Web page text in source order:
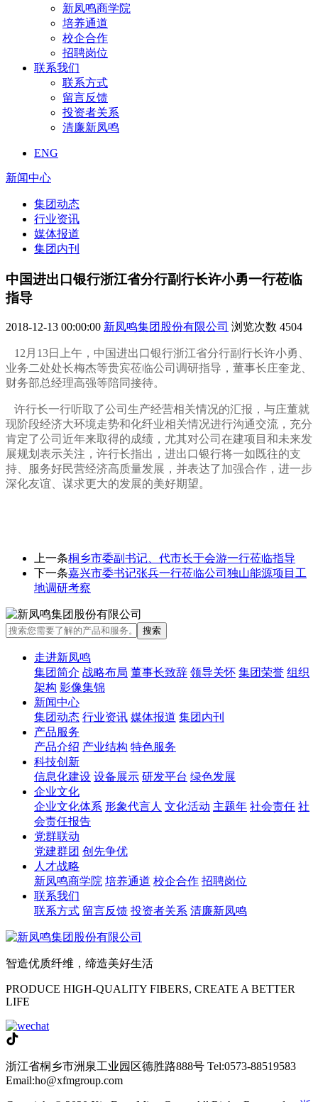
新凤鸣商学院
培养通道
校企合作
招聘岗位
联系我们
联系方式
留言反馈
投资者关系
清廉新凤鸣
ENG
新闻中心
集团动态
行业资讯
媒体报道
集团内刊
中国进出口银行浙江省分行副行长许小勇一行莅临
指导
2018-12-13 00:00:00 新凤鸣集团股份有限公司 浏览次数 4504
12月13日上午，中国进出口银行浙江省分行副行长许小勇、
业务二处处长梅杰等贵宾莅临公司调研指导，董事长庄奎龙、
财务部总经理高强等陪同接待。
许行长一行听取了公司生产经营相关情况的汇报，与庄董就
现阶段经济大环境走势和化纤业相关情况进行沟通交流，充分
肯定了公司近年来取得的成绩，尤其对公司在建项目和未来发
展规划表示关注，许行长指出，进出口银行将一如既往的支
持、服务好民营经济高质量发展，并表达了加强合作，进一步
深化友谊、谋求更大的发展的美好期望。
上一条桐乡市委副书记、代市长于会游一行莅临指导
下一条嘉兴市委书记张兵一行莅临公司独山能源项目工
地调研考察
走进新凤鸣
集团简介 战略布局 董事长致辞 领导关怀 集团荣誉 组织
架构 影像集锦
新闻中心
集团动态 行业资讯 媒体报道 集团内刊
产品服务
产品介绍 产业结构 特色服务
科技创新
信息化建设 设备展示 研发平台 绿色发展
企业文化
企业文化体系 形象代言人 文化活动 主题年 社会责任 社
会责任报告
党群联动
党建群团 创先争优
人才战略
新凤鸣商学院 培养通道 校企合作 招聘岗位
联系我们
联系方式 留言反馈 投资者关系 清廉新凤鸣
智造优质纤维，缔造美好生活
PRODUCE HIGH-QUALITY FIBERS, CREATE A BETTER
LIFE
浙江省桐乡市洲泉工业园区德胜路888号 Tel:0573-88519583
Email:ho@xfmgroup.com